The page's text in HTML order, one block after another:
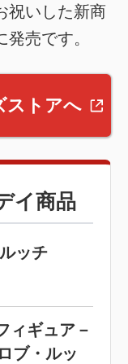
祝いした新商
売です。
ストアへ
イ商品
ッチ
ィギュア－
ブ・ルッ